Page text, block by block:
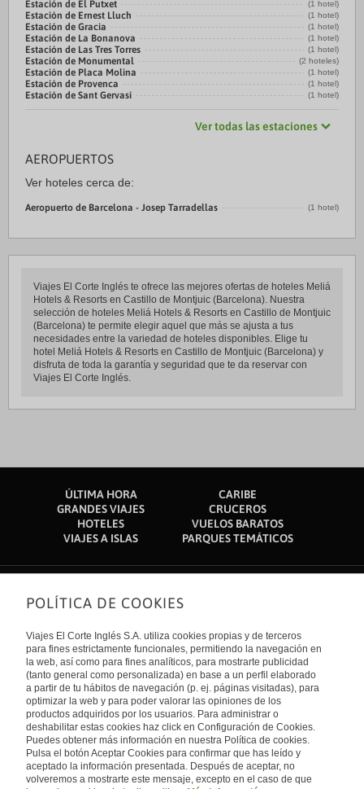
Estación de El Putxet (1 hotel)
Estación de Ernest Lluch (1 hotel)
Estación de Gracia (1 hotel)
Estación de La Bonanova (1 hotel)
Estación de Las Tres Torres (1 hotel)
Estación de Monumental (2 hoteles)
Estación de Placa Molina (1 hotel)
Estación de Provenca (1 hotel)
Estación de Sant Gervasi (1 hotel)
Ver todas las estaciones
AEROPUERTOS
Ver hoteles cerca de:
Aeropuerto de Barcelona - Josep Tarradellas (1 hotel)
Viajes El Corte Inglés te ofrece las mejores ofertas de hoteles Meliá
Hotels & Resorts en Castillo de Montjuic (Barcelona). Nuestra
selección de hoteles Meliá Hotels & Resorts en Castillo de Montjuic
(Barcelona) te permite elegir aquel que más se ajusta a tus
necesidades entre la variedad de hoteles disponibles. Elige tu
hotel Meliá Hotels & Resorts en Castillo de Montjuic (Barcelona) y
disfruta de toda la garantía y seguridad que te da reservar con
Viajes El Corte Inglés.
ÚLTIMA HORA
CARIBE
GRANDES VIAJES
CRUCEROS
HOTELES
VUELOS BARATOS
VIAJES A ISLAS
PARQUES TEMÁTICOS
Sobre nosotros
Quiénes somos
Financiación
Sostenibilidad
Turismo accesible
Tarjeta El Corte Inglés
Trabaja con nosotros
El Corte Inglés
Canal Ético
Enlaces de interés
Guías de viaje
Catálogos
Auto check-in
Condiciones Generales
Política de privacidad
Política de cookies
Accesibilidad
Empresas/ Grupos
Internacional
España
Visita nuestro blog
POLÍTICA DE COOKIES
Viajes El Corte Inglés S.A. utiliza cookies propias y de terceros
para fines estrictamente funcionales, permitiendo la navegación en
la web, así como para fines analíticos, para mostrarte publicidad
(tanto general como personalizada) en base a un perfil elaborado
a partir de tu hábitos de navegación (p. ej. páginas visitadas), para
optimizar la web y para poder valorar las opiniones de los
productos adquiridos por los usuarios. Para administrar o
deshabilitar estas cookies haz click en Configuración de Cookies.
Puedes obtener más información en nuestra Política de cookies.
Pulsa el botón Aceptar Cookies para confirmar que has leído y
aceptado la información presentada. Después de aceptar, no
volveremos a mostrarte este mensaje, excepto en el caso de que